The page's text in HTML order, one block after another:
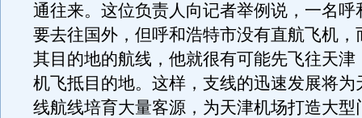
通往来。这位负责人向记者举例说，一名呼
要去往国外，但呼和浩特市没有直航飞机，
其目的地的航线，他就很有可能先飞往天津
机飞抵目的地。这样，支线的迅速发展将为
线航线培育大量客源，为天津机场打造大型